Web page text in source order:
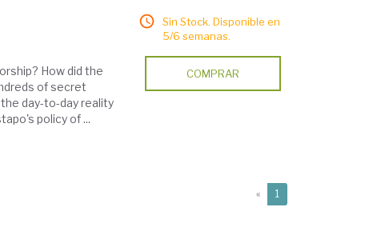
How did the
of secret
day-to-day reality
policy of ...
Sin Stock. Disponible en
5/6 semanas.
COMPRAR
« 1